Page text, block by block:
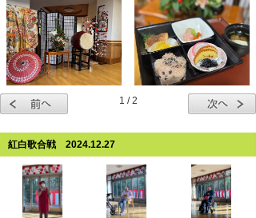
1 / 2
紅白歌合戦 2024.12.27